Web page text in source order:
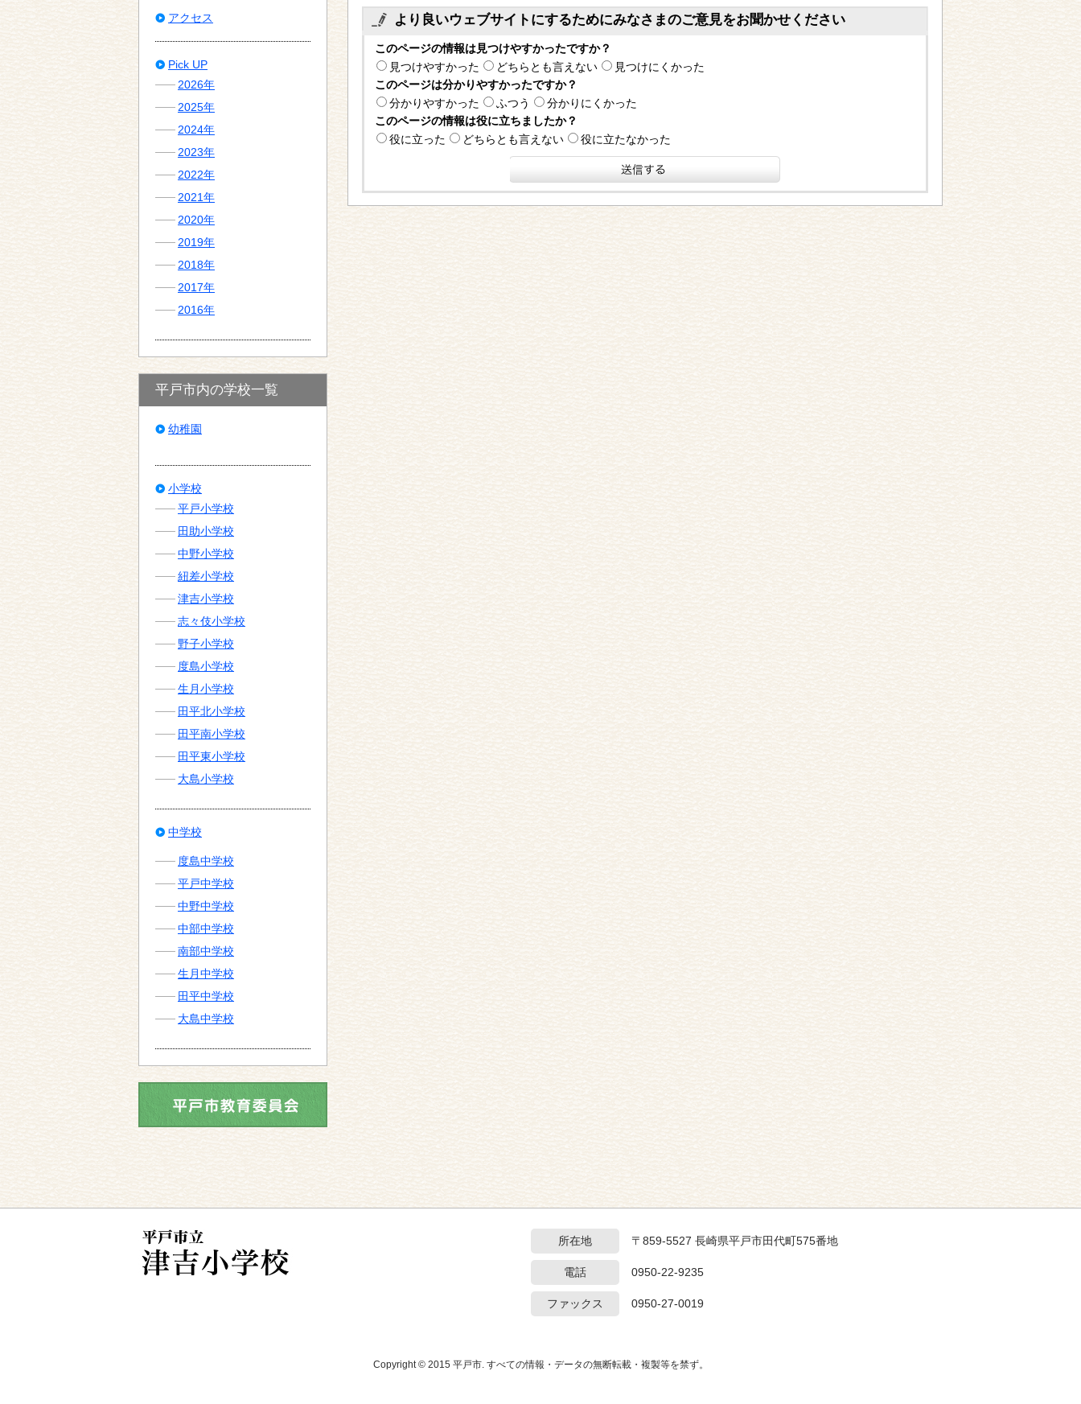
より良いウェブサイトにするためにみなさまのご意見をお聞かせください
このページの情報は見つけやすかったですか？
見つけやすかった
どちらとも言えない
見つけにくかった
このページは分かりやすかったですか？
分かりやすかった
ふつう
分かりにくかった
このページの情報は役に立ちましたか？
役に立った
どちらとも言えない 役に立たなかった
アクセス
Pick UP
2026年
2025年
2024年
2023年
2022年
2021年
2020年
2019年
2018年
2017年
2016年
平戸市内の学校一覧
幼稚園
小学校
平戸小学校
田助小学校
中野小学校
紐差小学校
津吉小学校
志々伎小学校
野子小学校
度島小学校
生月小学校
田平北小学校
田平南小学校
田平東小学校
大島小学校
中学校
度島中学校
平戸中学校
中野中学校
中部中学校
南部中学校
生月中学校
田平中学校
大島中学校
所在地 〒859-5527 長崎県平戸市田代町575番地
電話 0950-22-9235
ファックス 0950-27-0019
Copyright © 2015 平戸市. すべての情報・データの無断転載・複製等を禁ず。